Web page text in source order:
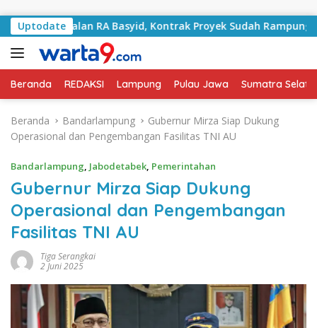
Uptodate
Jalan RA Basyid, Kontrak Proyek Sudah Rampung
Beranda REDAKSI Lampung Pulau Jawa Sumatra
Beranda Bandarlampung
Gubernur Mirza Siap Dukung
Operasional dan Pengembangan Fasilitas TNI AU
Bandarlampung, Jabodetabek, Pemerintahan
Gubernur Mirza Siap Dukung
Operasional dan Pengembangan
Fasilitas TNI AU
Tiga Serangkai
2 Juni 2025